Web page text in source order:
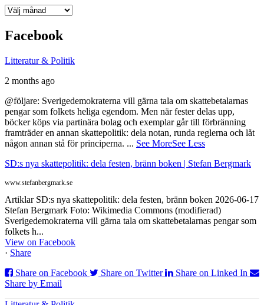
Arkiv
Facebook
Litteratur & Politik
2 months ago
@följare: Sverigedemokraterna vill gärna tala om skattebetalarnas
pengar som folkets heliga egendom. Men när fester delas upp,
böcker köps via partinära bolag och exemplar går till förbränning
framträder en annan skattepolitik: dela notan, runda reglerna och låt
någon annan stå för principerna. ... See MoreSee Less
SD:s nya skattepolitik: dela festen, bränn boken | Stefan Bergmark
www.stefanbergmark.se
Artiklar SD:s nya skattepolitik: dela festen, bränn boken 2026-06-17
Stefan Bergmark Foto: Wikimedia Commons (modifierad)
Sverigedemokraterna vill gärna tala om skattebetalarnas pengar som
folkets h...
View on Facebook
· Share
Share on Facebook
Share on Twitter
Share on Linked In
Share by Email